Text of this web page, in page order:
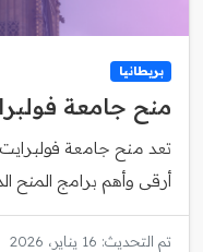
بريطانيا
منح جامعة
أرقى وأهم برامج المنح
تم التحديث: 16 يناير، 2026